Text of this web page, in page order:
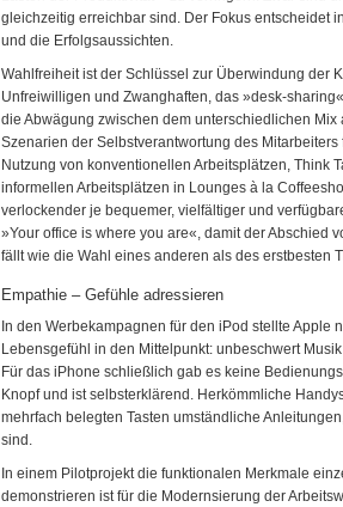
gleichzeitig erreichbar sind. Der Fokus entscheidet
und die Erfolgsaussichten.
Wahlfreiheit ist der Schlüssel zur Überwindung der
Unfreiwilligen und Zwanghaften, das »desk-
die Abwägung zwischen dem unterschiedlichen
Szenarien der Selbstverantwortung des
Nutzung von konventionellen Arbeitsplätzen, Think
informellen Arbeitsplätzen in Lounges à la
verlockender je bequemer, vielfältiger und
»Your office is where you are«, damit der Abschied
fällt wie die Wahl eines anderen als des erstbesten
Empathie – Gefühle adressieren
In den Werbekampagnen für den iPod stellte Apple
Lebensgefühl in den Mittelpunkt: unbeschwert
Für das iPhone schließlich gab es keine
Knopf und ist selbsterklärend. Herkömmliche
mehrfach belegten Tasten umständliche
sind.
In einem Pilotprojekt die funktionalen Merkmale
demonstrieren ist für die Modernsierung der